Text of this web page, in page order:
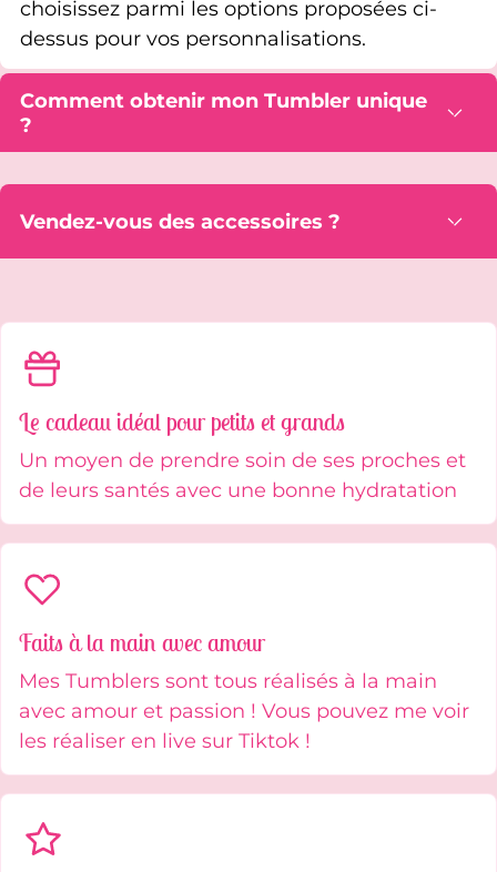
choisissez parmi les options proposées ci-
dessus pour vos personnalisations.
Comment obtenir mon Tumbler unique
?
Vendez-vous des accessoires ?
Le cadeau idéal pour petits et grands
Un moyen de prendre soin de ses proches et
de leurs santés avec une bonne hydratation
Faits à la main avec amour
Mes Tumblers sont tous réalisés à la main
avec amour et passion ! Vous pouvez me voir
les réaliser en live sur Tiktok !